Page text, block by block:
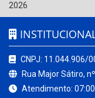
2026
CNPJ: 11.044.906/
Rua Major Sátiro,
Atendimento: